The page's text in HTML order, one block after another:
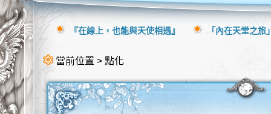
當前位置 > 點化
『在線上，也能與天使相遇』 「內在天堂之